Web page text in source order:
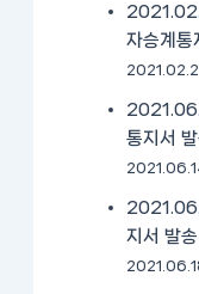
자승계통
통지서
지서 발송